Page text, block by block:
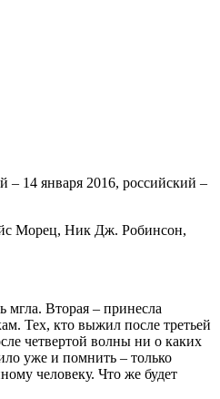
– 14 января 2016, российский –
Морец, Ник Дж. Робинсон,
мгла. Вторая – принесла
Тех, кто выжил после третьей
четвертой волны ни о каких
уже и помнить – только
человеку. Что же будет